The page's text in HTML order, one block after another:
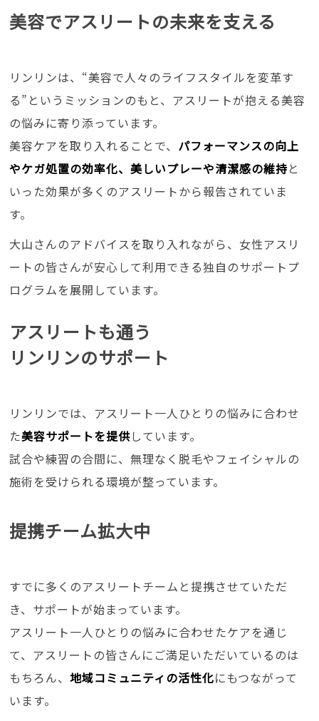
美容でアスリートの未来を支える
リンリンは、“美容で人々のライフスタイルを変革す
る”というミッションのもと、アスリートが抱える美容
の悩みに寄り添っています。
美容ケアを取り入れることで、 パフォーマンスの向上
やケガ処置の効率化、美しいプレーや清潔感の維持と
いった効果が多くのアスリートから報告されていま
す。
大山さんのアドバイスを取り入れながら、女性アスリ
ートの皆さんが安心して利用できる独自のサポートプ
ログラムを展開しています。
アスリートも通う
リンリンのサポート
リンリンでは、アスリート一人ひとりの悩みに合わせ
た美容サポートを提供しています。
試合や練習の合間に、無理なく脱毛やフェイシャルの
施術を受けられる環境が整っています。
提携チーム拡大中
すでに多くのアスリートチームと提携させていただ
き、サポートが始まっています。
アスリート一人ひとりの悩みに合わせたケアを通じ
て、アスリートの皆さんにご満足いただいているのは
もちろん、地域コミュニティの活性化にもつながって
います。